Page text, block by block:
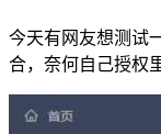
今天有网友想测试
合，奈何自己授权